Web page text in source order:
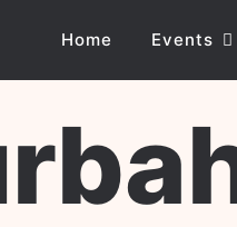
Home Events